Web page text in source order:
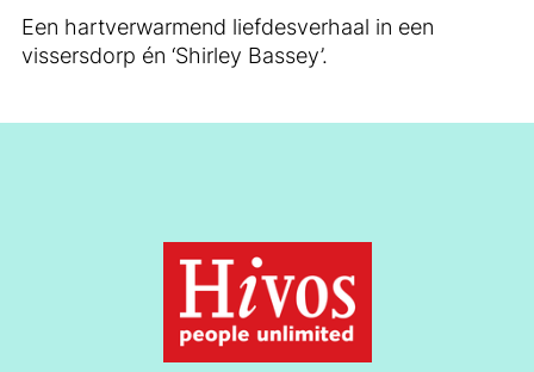
Een hartverwarmend liefdesverhaal in een
vissersdorp én ‘Shirley Bassey’.